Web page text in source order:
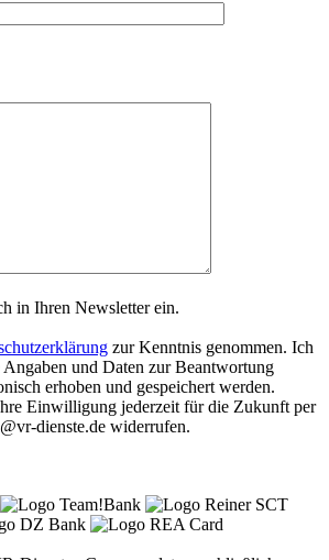
in Ihren Newsletter ein.
zur Kenntnis genommen. Ich
Angaben und Daten zur Beantwortung
erhoben und gespeichert werden.
Einwilligung jederzeit für die Zukunft per
dienste.de widerrufen.